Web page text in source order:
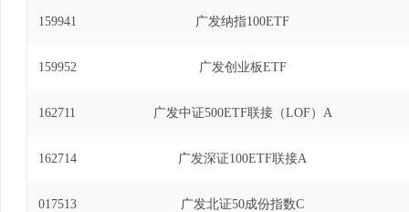
159941 广发纳指100ETF
159952 广发创业板ETF
162711 广发中证500ETF联接（LOF）A
162714 广发深证100ETF联接A
017513 广发北证50成份指数C